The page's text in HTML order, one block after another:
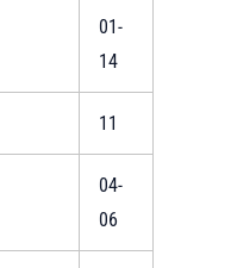
01-
14
11
04-
06